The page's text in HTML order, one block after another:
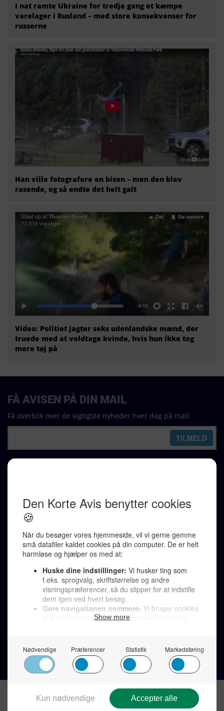
I nat ramte Ukraine for tredje gang et kæmpe
varelager i Rusland – med store konsekvenser for
russerne
Han ville fotografere en bison – men den blev
rasende, og så endte det helt galt
Video: Politiet jagter seks udenlandske mænd, der
truede med at voldtage kvinde, hvis hun ikke tog
mere tøj på
Karen Jespersen
Redaktionen kontaktes via mail til
redaktion@denkorteavis.dk
Telefonsvarer 20 30 10 96
Von Ostensgade 22, 2791 Dragør
LINKS
Tidligere aviser >
Støt Den Korte Avis >
Send et læserbrev >
Privatlivspolitik >
FÅ AVISEN PÅ DIN MAIL
Få overblik over de vigtigste nyheder hver dag på mail.